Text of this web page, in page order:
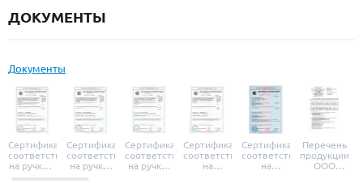
ДОКУМЕНТЫ
Документы
Сертификат
соответствия
на ручки и
броненакладки
Сертификат
соответствия
на ручки-
защелки
Сертификат
соответствия
на ручки-
Сертификат
соответствия
на
Сертификат
соответствия
на
Перечень
продукции
ООО